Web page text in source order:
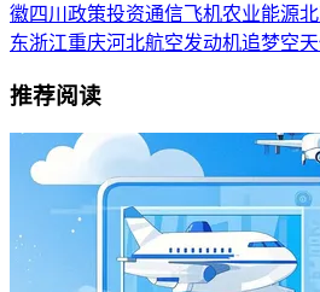
徽四川 政策投资通信飞机农业能源
东浙江重庆河北航空发动机追梦空天
推荐阅读